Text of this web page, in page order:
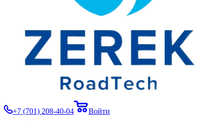
+7 (701) 208-40-04
Войти